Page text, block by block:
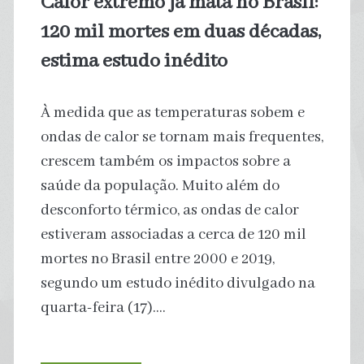
oceanos
120 mil mortes em duas décadas,
estima estudo inédito
À medida que as temperaturas sobem e
ondas de calor se tornam mais frequentes,
crescem também os impactos sobre a
saúde da população. Muito além do
desconforto térmico, as ondas de calor
estiveram associadas a cerca de 120 mil
mortes no Brasil entre 2000 e 2019,
segundo um estudo inédito divulgado na
quarta-feira (17).…